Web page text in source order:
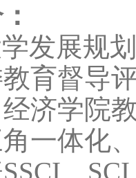
学发展规
育督导
济学院
一体化
SSCI、 SCI